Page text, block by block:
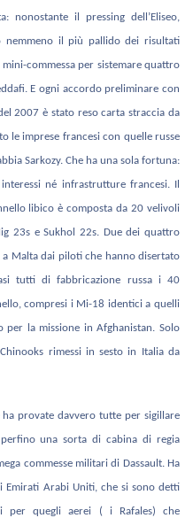
nonostante il pressing dell’Eliseo,
nemmeno il più pallido dei risultati
commessa per sistemare quattro
E ogni accordo preliminare con
2007 è stato reso carta straccia da
le imprese francesi con quelle russe
Sarkozy. Che ha una sola fortuna:
né infrastrutture francesi. Il
libico è composta da 20 velivoli
23s e Sukhol 22s. Due dei quattro
Malta dai piloti che hanno disertato
tutti di fabbricazione russa i 40
compresi i Mi-18 identici a quelli
la missione in Afghanistan. Solo
rimessi in sesto in Italia da
provate davvero tutte per sigillare
una sorta di cabina di regia
commesse militari di Dassault. Ha
Emirati Arabi Uniti, che si sono detti
per quegli aerei ( i Rafales) che